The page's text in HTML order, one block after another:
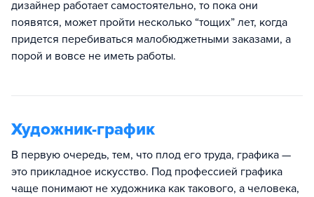
дизайнер работает самостоятельно, то пока они
появятся, может пройти несколько “тощих” лет, когда
придется перебиваться малобюджетными заказами, а
порой и вовсе не иметь работы.
Художник-график
В первую очередь, тем, что плод его труда, графика —
это прикладное искусство. Под профессией графика
чаще понимают не художника как такового, а человека,